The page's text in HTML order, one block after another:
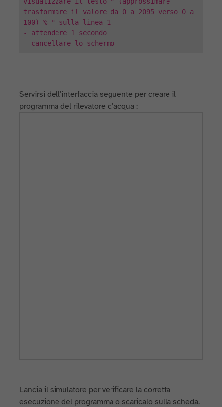
trasformare il valore da 0 a 2095 verso 0 a
100) % " sulla linea 1
- attendere 1 secondo
- cancellare lo schermo
Servirsi dell'interfaccia seguente per creare il
programma del rilevatore d'acqua :
Lancia il simulatore per verificare la corretta
esecuzione del programma o scaricalo sulla scheda.